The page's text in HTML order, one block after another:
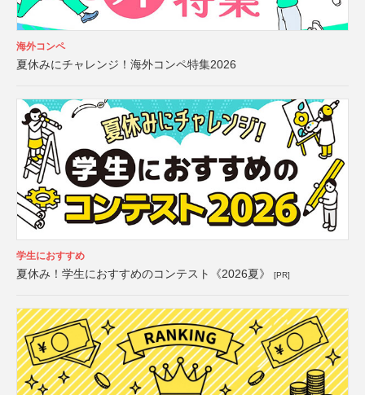
海外コンペ
夏休みにチャレンジ！海外コンペ特集2026
学生におすすめ
夏休み！学生におすすめのコンテスト《2026夏》 [PR]